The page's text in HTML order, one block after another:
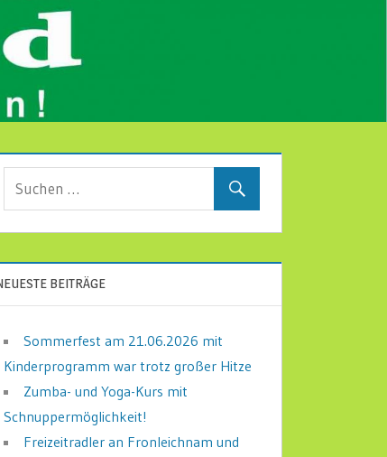
BEITRÄGE
Sommerfest am 21.06.2026 mit
Kinderprogramm war trotz großer Hitze
Zumba- und Yoga-Kurs mit
Schnuppermöglichkeit!
Freizeitradler an Fronleichnam und